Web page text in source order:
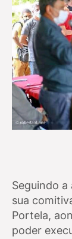
Seguindo a
sua
Portela,
poder